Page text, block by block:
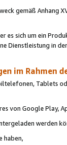
gemäß Anhang
es sich um ein
Dienstleistung in
im Rahmen
Tablets
von Google Play,
werden
haben,